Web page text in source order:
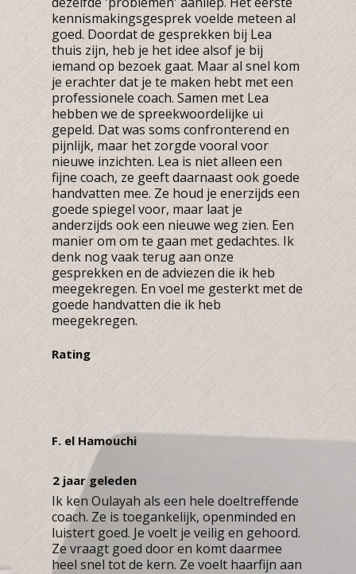
kennismakingsgesprek voelde meteen al
goed. Doordat de gesprekken bij Lea
thuis zijn, heb je het idee alsof je bij
iemand op bezoek gaat. Maar al snel kom
je erachter dat je te maken hebt met een
professionele coach. Samen met Lea
hebben we de spreekwoordelijke ui
gepeld. Dat was soms confronterend en
pijnlijk, maar het zorgde vooral voor
nieuwe inzichten. Lea is niet alleen een
fijne coach, ze geeft daarnaast ook goede
handvatten mee. Ze houd je enerzijds een
goede spiegel voor, maar laat je
anderzijds ook een nieuwe weg zien. Een
manier om om te gaan met gedachtes. Ik
denk nog vaak terug aan onze
gesprekken en de adviezen die ik heb
meegekregen. En voel me gesterkt met de
goede handvatten die ik heb
meegekregen.
Rating
F. el Hamouchi
2 jaar geleden
Ik ken Oulayah als een hele doeltreffende
coach. Ze is toegankelijk, openminded en
luistert goed. Je voelt je veilig en gehoord.
Ze vraagt goed door en komt daarmee
heel snel tot de kern. Ze voelt haarfijn aan